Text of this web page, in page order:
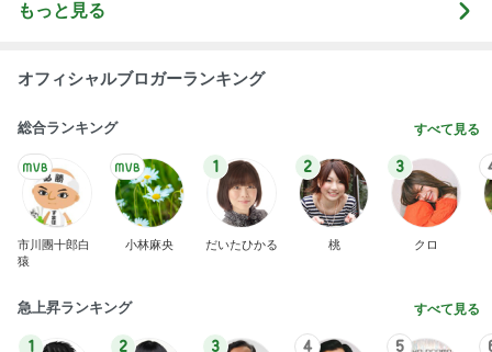
もっと見る
オフィシャルブロガーランキング
総合ランキング すべて見る
市川團十郎白
猿
小林麻央
1
だいたひかる
2
桃
3
クロ
急上昇ランキング すべて見る
1 2 3 4 5